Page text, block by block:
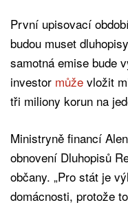
První upisovací
budou muset
samotná emise bude
investor může vložit
tři miliony korun na
Ministryně financí
obnovení Dluhopisů
občany. „Pro stát je
domácnosti, protože